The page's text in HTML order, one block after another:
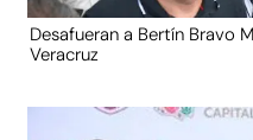
Desafueran a Bertín Bravo
Veracruz